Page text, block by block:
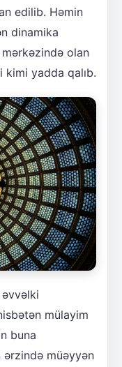
edilib. Həmin
dinamika
olan
kimi yadda qalıb.
mülayim
buna
ərzində müəyyən